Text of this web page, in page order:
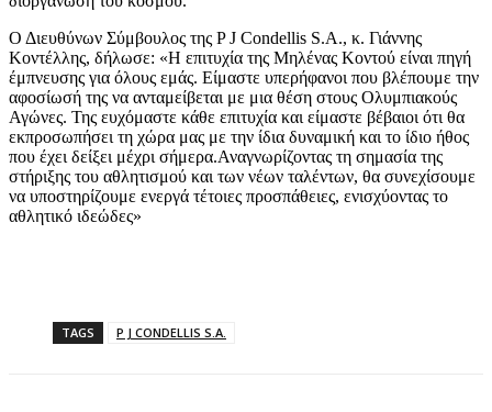
Ο Διευθύνων Σύμβουλος της P J Condellis S.A., κ. Γιάννης
Κοντέλλης, δήλωσε: «Η επιτυχία της Μηλένας Κοντού είναι πηγή
έμπνευσης για όλους εμάς. Είμαστε υπερήφανοι που βλέπουμε την
αφοσίωσή της να ανταμείβεται με μια θέση στους Ολυμπιακούς
Αγώνες. Της ευχόμαστε κάθε επιτυχία και είμαστε βέβαιοι ότι θα
εκπροσωπήσει τη χώρα μας με την ίδια δυναμική και το ίδιο ήθος
που έχει δείξει μέχρι σήμερα.Αναγνωρίζοντας τη σημασία της
στήριξης του αθλητισμού και των νέων ταλέντων, θα συνεχίσουμε
να υποστηρίζουμε ενεργά τέτοιες προσπάθειες, ενισχύοντας το
αθλητικό ιδεώδες»
TAGS P J CONDELLIS S.A.